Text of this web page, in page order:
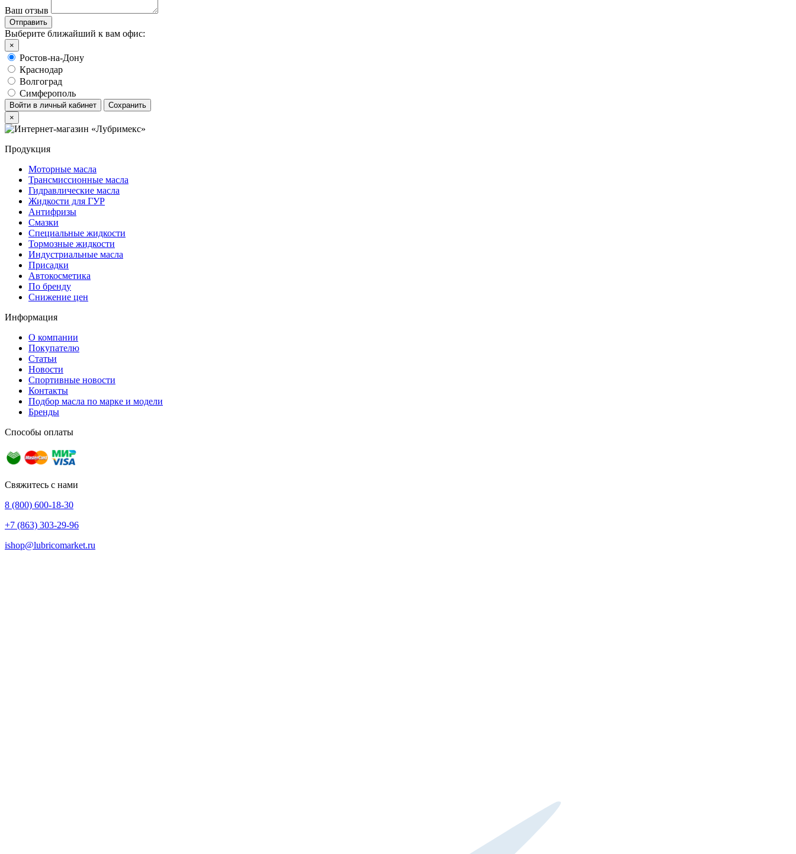
Ваш отзыв
Выберите ближайший к вам офис:
×
Ростов-на-Дону
Краснодар
Волгоград
Симферополь
Войти в личный кабинет
Сохранить
×
Продукция
Моторные масла
Трансмиссионные масла
Гидравлические масла
Жидкости для ГУР
Антифризы
Смазки
Специальные жидкости
Тормозные жидкости
Индустриальные масла
Присадки
Автокосметика
По бренду
Снижение цен
Информация
О компании
Покупателю
Статьи
Новости
Спортивные новости
Контакты
Подбор масла по марке и модели
Бренды
Способы оплаты
Свяжитесь с нами
8 (800) 600-18-30
+7 (863) 303-29-96
ishop@lubricomarket.ru